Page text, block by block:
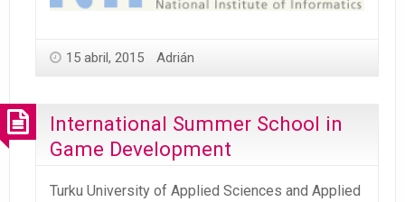
15 abril, 2015 Adrián
International Summer School in
Game Development
Turku University of Applied Sciences and Applied